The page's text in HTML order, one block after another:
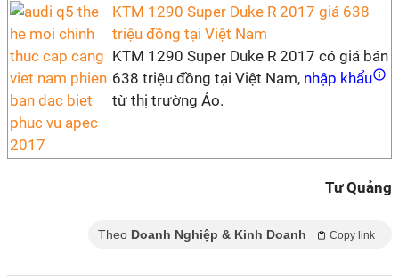
KTM 1290 Super Duke R 2017 giá 638
triệu đồng tại Việt Nam
KTM 1290 Super Duke R 2017 có giá bán
638 triệu đồng tại Việt Nam, nhập khẩu
từ thị trường Áo.
Tư Quảng
Theo Doanh Nghiệp & Kinh Doanh Copy link